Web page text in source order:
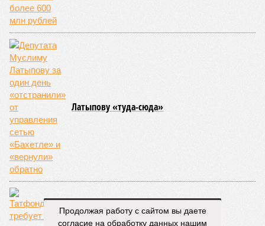
Латыпову «туда-сюда»
Продолжая работу с сайтом вы даете
согласие на обработку данных нашим